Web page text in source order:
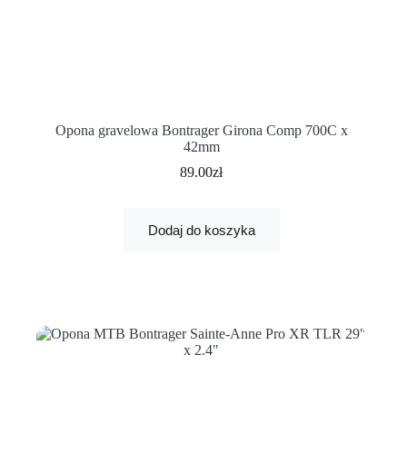
Opona gravelowa Bontrager Girona Comp 700C x
42mm
89.00zł
Dodaj do koszyka